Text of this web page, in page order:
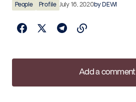
People Profile July 16, 2020by DEWI
Add a comment
Add a comment